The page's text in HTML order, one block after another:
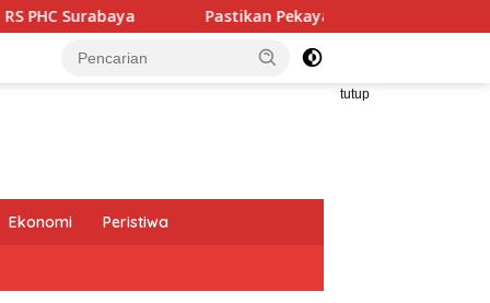
Pastikan Pekayanan Maksimal, Direksi Jasa Raharja
tutup
Ekonomi Peristiwa